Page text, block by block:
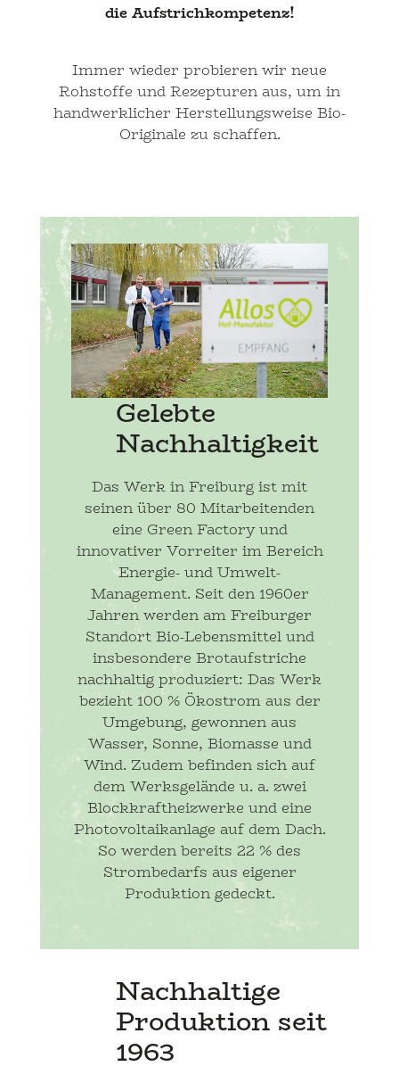
die Aufstrichkompetenz!
Immer wieder probieren wir neue
Rohstoffe und Rezepturen aus, um in
handwerklicher Herstellungsweise Bio-
Originale zu schaffen.
Gelebte
Nachhaltigkeit
Das Werk in Freiburg ist mit
seinen über 80 Mitarbeitenden
eine Green Factory und
innovativer Vorreiter im Bereich
Energie- und Umwelt-
Management. Seit den 1960er
Jahren werden am Freiburger
Standort Bio-Lebensmittel und
insbesondere Brotaufstriche
nachhaltig produziert: Das Werk
bezieht 100 % Ökostrom aus der
Umgebung, gewonnen aus
Wasser, Sonne, Biomasse und
Wind. Zudem befinden sich auf
dem Werksgelände u. a. zwei
Blockkraftheizwerke und eine
Photovoltaikanlage auf dem Dach.
So werden bereits 22 % des
Strombedarfs aus eigener
Produktion gedeckt.
Nachhaltige
Produktion seit
1963